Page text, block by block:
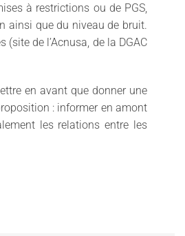
à restrictions ou de PGS,
ainsi que du niveau de bruit.
de l’Acnusa, de la DGAC
en avant que donner une
: informer en amont
les relations entre les